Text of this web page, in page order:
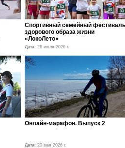
Спортивный семейный фестиваль
здорового образа жизни
«ЛокоЛето»
Дата: 26 июля 2026 г.
Онлайн-марафон. Выпуск 2
Дата: 20 мая 2026 г.